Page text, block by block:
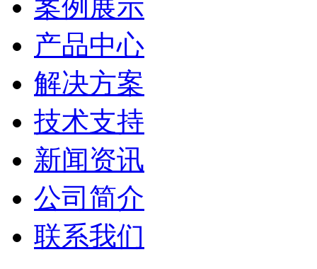
案例展示
产品中心
解决方案
技术支持
新闻资讯
公司简介
联系我们